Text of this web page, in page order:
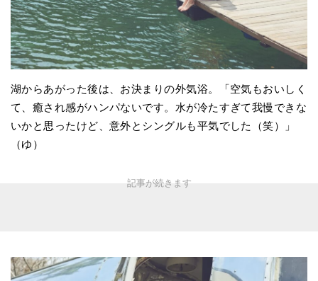
湖からあがった後は、お決まりの外気浴。「空気もおいしく
て、癒され感がハンパないです。水が冷たすぎて我慢できな
いかと思ったけど、意外とシングルも平気でした（笑）」
（ゆ）